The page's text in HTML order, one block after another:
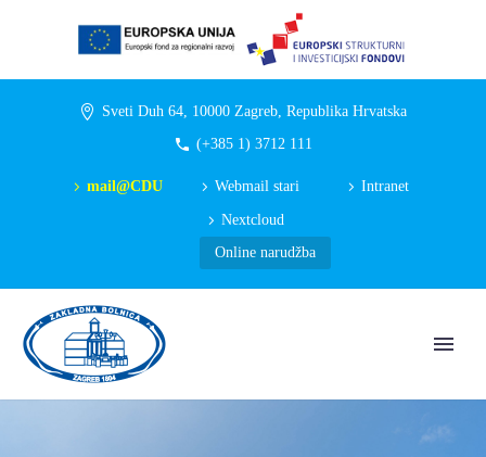
Sveti Duh 64, 10000 Zagreb, Republika Hrvatska
(+385 1) 3712 111
mail@CDU Webmail stari Intranet
Nextcloud
Online narudžba